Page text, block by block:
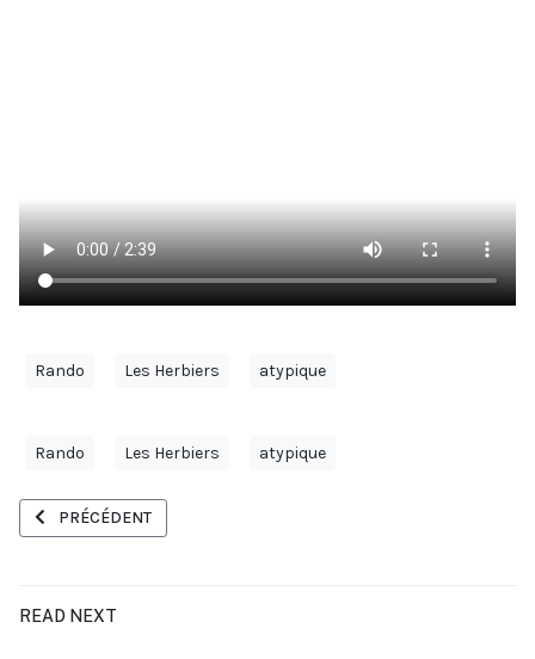
READ NEXT
Rando Les Herbiers atypique
Rando Les Herbiers atypique
ARTICLE PRÉCÉDENT : PRE-INSCRIPTION SORTIE SURPRISE 2026
PRÉCÉDENT